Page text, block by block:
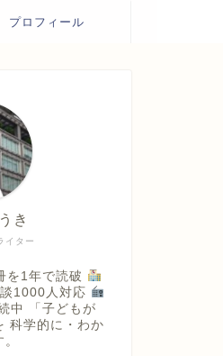
プロフィール
イター
き
を1年で読破
1000人対応
中 「子どもが
科学的に・わか